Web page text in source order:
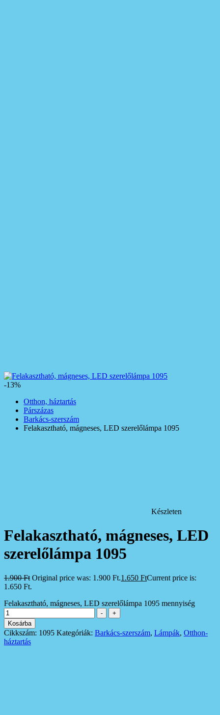
-13%
Otthon, háztartás
Párszázas
Barkács-szerszám
Felakasztható, mágneses, LED szerelőlámpa 1095
Készleten
Felakasztható, mágneses, LED
szerelőlámpa 1095
1.900Ft Original price was: 1.900 Ft.1.650 FtCurrent price is:
1.650 Ft.
Felakasztható, mágneses, LED szerelőlámpa 1095 mennyiség
-
+
Kosárba
Cikkszám: 1095 Kategóriák: Barkács-szerszám, Lámpák, Otthon-
háztartás